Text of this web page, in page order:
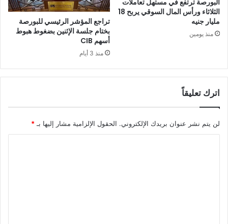
البورصة ترتفع في مستهل تعاملات
الثلاثاء ورأس المال السوقي يربح 18
مليار جنيه
منذ يومين
تراجع المؤشر الرئيسي للبورصة
بختام جلسة الإثنين بضغوط هبوط
أسهم CIB
منذ 3 أيام
اترك تعليقاً
لن يتم نشر عنوان بريدك الإلكتروني. الحقول الإلزامية مشار إليها بـ *